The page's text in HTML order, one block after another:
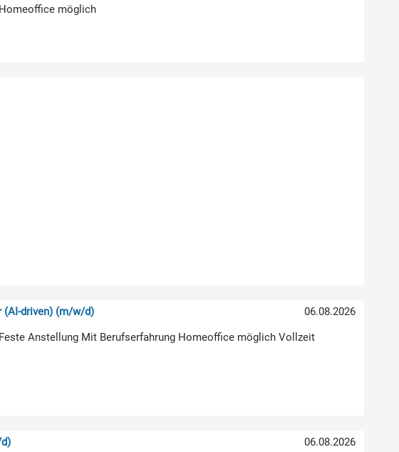
möglich
06.08.2026
(AI-driven) (m/w/d)
Anstellung Mit Berufserfahrung Homeoffice möglich Vollzeit
06.08.2026